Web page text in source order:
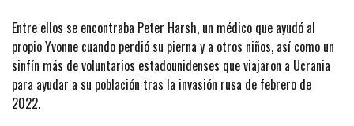
Entre ellos se encontraba Peter Harsh, un médico que ayudó al
propio Yvonne cuando perdió su pierna y a otros niños, así como un
sinfín más de voluntarios estadounidenses que viajaron a Ucrania
para ayudar a su población tras la invasión rusa de febrero de
2022.